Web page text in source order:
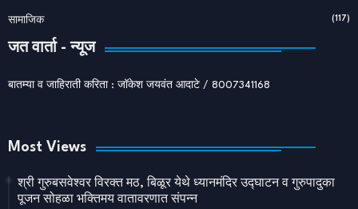
सामाजिक (117)
जत वार्ता - न्यूज
बातम्या व जाहिराती करिता : जॉकेश जयवंत आदाटे / 8007341168
Most Views
श्री गुरुबसवेश्वर विरक्त मठ, बिळूर येथे ध्यानमंदिर उद्घाटन व गुरुपादुका
पूजन सोहळा भक्तिमय वातावरणात संपन्न